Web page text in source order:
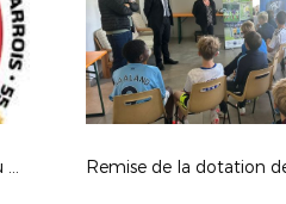
Formation PSC - 17/10/25 au siège du District